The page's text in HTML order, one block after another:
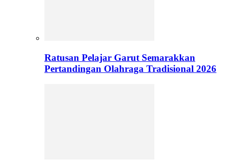
Ratusan Pelajar Garut Semarakkan
Pertandingan Olahraga Tradisional 2026